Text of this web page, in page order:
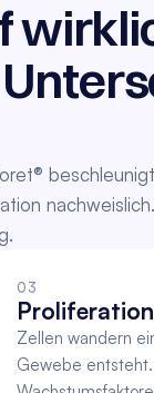
03
Proliferation
Zellen wandern
Gewebe